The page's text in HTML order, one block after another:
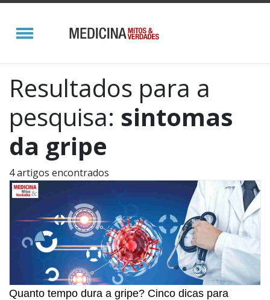
Resultados para a
pesquisa: sintomas
da gripe
4 artigos encontrados
Quanto tempo dura a gripe? Cinco dicas para